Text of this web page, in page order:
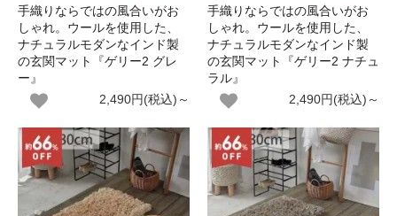
手織りならではの風合いがお
しゃれ。ウールを使用した、
ナチュラルモダンなインド製
の玄関マット『ゲリー2 グレ
ー』
2,490円(税込)～
手織りならではの風合いがお
しゃれ。ウールを使用した、
ナチュラルモダンなインド製
の玄関マット『ゲリー2 ナチュ
ラル』
2,490円(税込)～